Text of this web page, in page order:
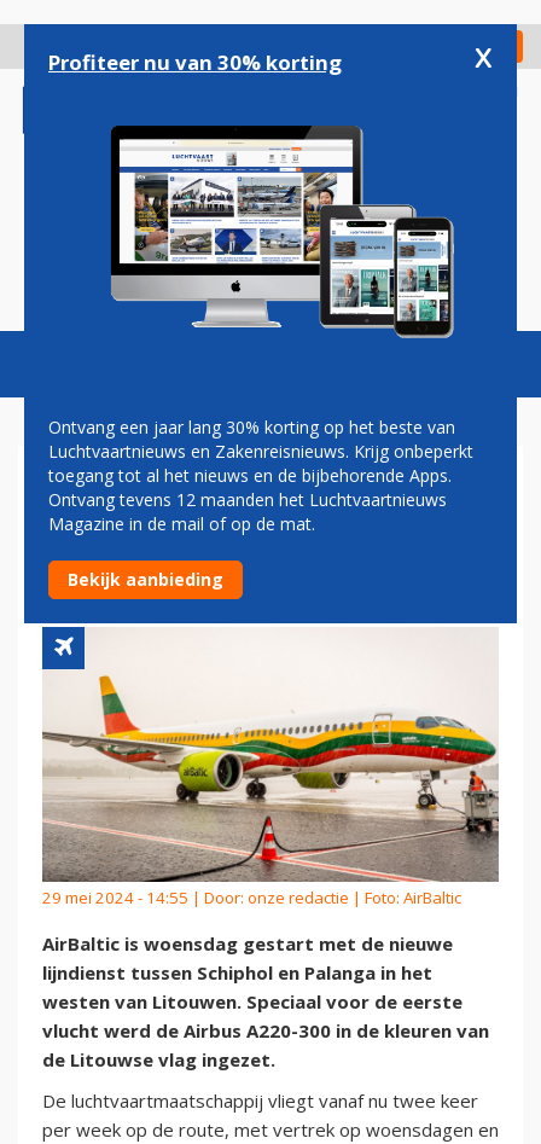
gaan
Check in
Magazine Podcasts Vacatures
AIRBALTIC GESTART MET
NIEUWE LIJNDIENST TUSSEN
SCHIPHOL EN PALANGA
29 mei 2024 - 14:55 | Door: onze redactie | Foto: AirBaltic
AirBaltic is woensdag gestart met de nieuwe
lijndienst tussen Schiphol en Palanga in het
westen van Litouwen. Speciaal voor de eerste
vlucht werd de Airbus A220-300 in de kleuren van
de Litouwse vlag ingezet.
De luchtvaartmaatschappij vliegt vanaf nu twee keer
per week op de route, met vertrek op woensdagen en
Profiteer nu van 30% korting x
Ontvang een jaar lang 30% korting op het beste van
Luchtvaartnieuws en Zakenreisnieuws. Krijg onbeperkt
toegang tot al het nieuws en de bijbehorende Apps.
Ontvang tevens 12 maanden het Luchtvaartnieuws
Magazine in de mail of op de mat.
Bekijk aanbieding